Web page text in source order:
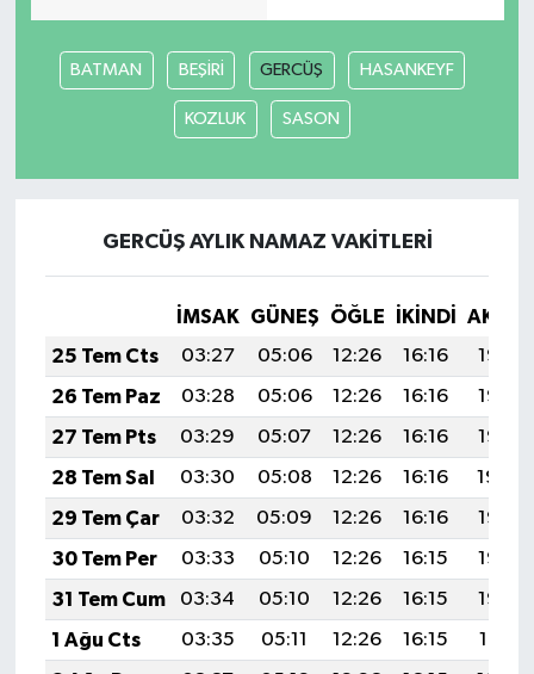
BATMAN BEŞİRİ GERCÜŞ HASANKEYF
KOZLUK SASON
GERCÜŞ AYLIK NAMAZ VAKITLERI
İMSAK GÜNEŞ ÖĞLE İKINDI
25 Tem Cts
03:27 05:06 12:26 16:16
19:37
26 Tem Paz
03:28 05:06 12:26 16:16
19:36
27 Tem Pts
03:29 05:07 12:26 16:16
19:35
28 Tem Sal
03:30 05:08 12:26 16:16
19:34
29 Tem Çar
03:32 05:09 12:26 16:16
19:33
30 Tem Per
03:33 05:10 12:26 16:15
19:32
31 Tem Cum
03:34 05:10 12:26 16:15
19:32
1 Ağu Cts
03:35 05:11 12:26 16:15
19:31